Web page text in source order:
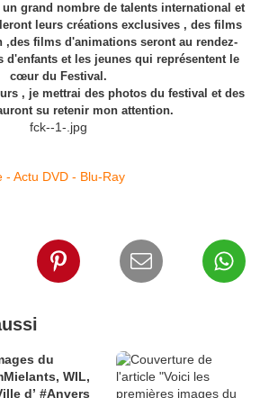
un grand nombre de talents international et
leurs créations exclusives , des films
,des films d'animations seront au rendez-
et les jeunes qui représentent le
cœur du Festival.
, je mettrai des photos du festival et des
su retenir mon attention.
- Actu DVD - Blu-Ray
du
WIL,
d’ #Anvers